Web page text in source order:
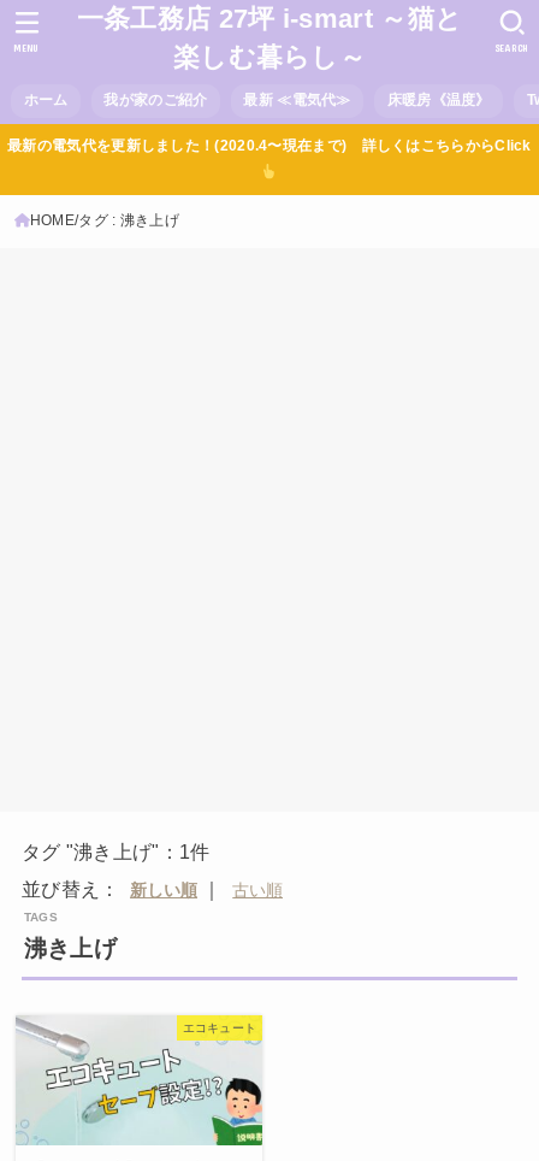
一条工務店 27坪 i-smart ～猫と
楽しむ暮らし～
ホーム 我が家のご紹介 最新 ≪電気代≫ 床暖房《温度》
SEARCH
MENU
最新の電気代を更新しました！(2020.4〜現在まで) 詳しくはこちらからClick
HOME タグ : 沸き上げ
タグ "沸き上げ"：1件
並び替え：
｜
沸き上げ
エコキュート